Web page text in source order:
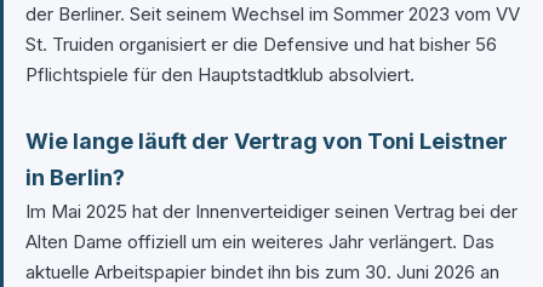
der Berliner. Seit seinem Wechsel im Sommer 2023 vom VV
St. Truiden organisiert er die Defensive und hat bisher 56
Pflichtspiele für den Hauptstadtklub absolviert.
Wie lange läuft der Vertrag von Toni Leistner
in Berlin?
Im Mai 2025 hat der Innenverteidiger seinen Vertrag bei der
Alten Dame offiziell um ein weiteres Jahr verlängert. Das
aktuelle Arbeitspapier bindet ihn bis zum 30. Juni 2026 an